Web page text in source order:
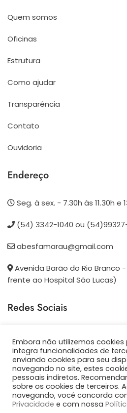
Quem somos
Oficinas
Estrutura
Como ajudar
Transparência
Contato
Ouvidoria
Endereço
Seg. à sex. - 7.30h às 11.30h e
(54) 3342-1040 ou (54)99327-
abesfamarau@gmail.com
Avenida Barão do Rio Branco
frente ao Hospital São Lucas)
Redes Sociais
Siga-nos em nossas redes
FACEBOOK
INSTAGRAM
Embora não utilizemos
integra funcionalidades de
enviando cookies para seu
navegando no site, estes
pessoais indiretos.
sobre os cookies de terceiros.
navegando, você concorda
Privacidade e com nossa